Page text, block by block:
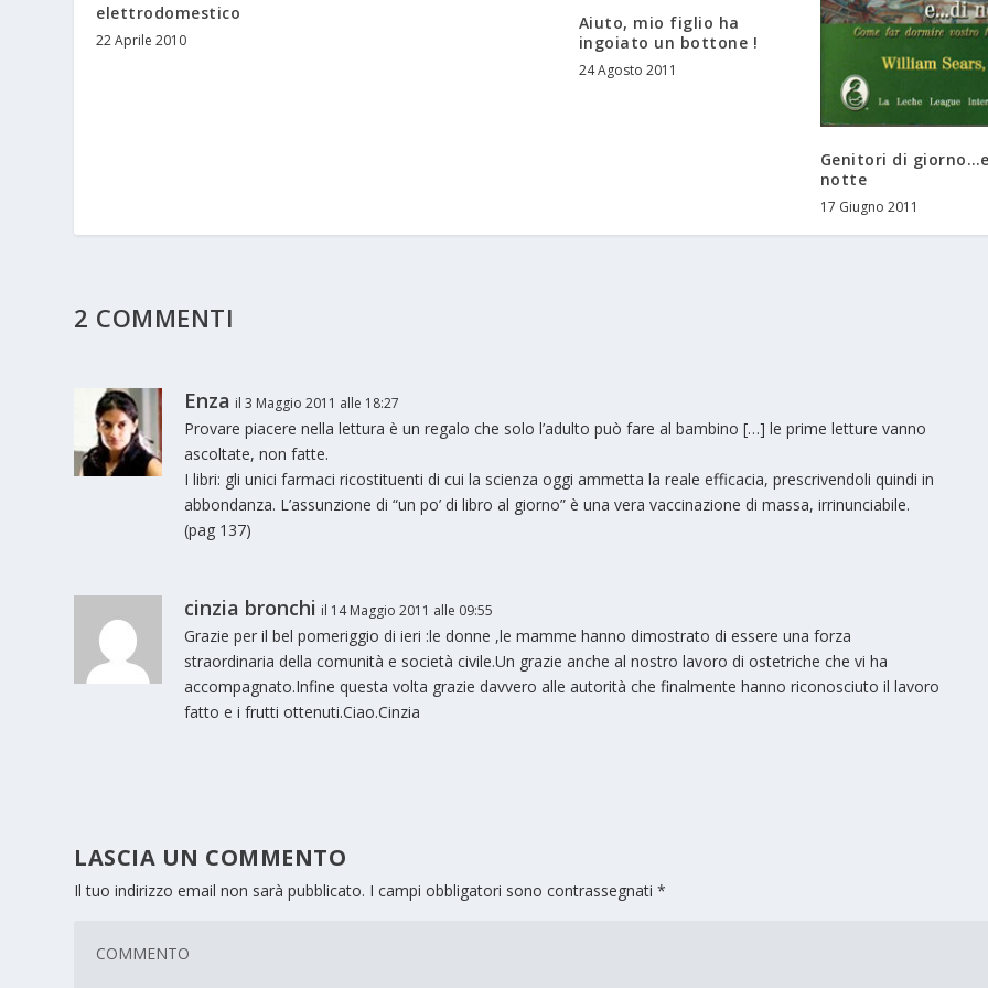
elettrodomestico
22 Aprile 2010
Aiuto, mio figlio ha
ingoiato un bottone !
24 Agosto 2011
Genitori di
notte
17 Giugno 2011
2 COMMENTI
Enza il 3 Maggio 2011 alle 18:27
Provare piacere nella lettura è un regalo che solo l’adulto può fare al bambino […] le prime letture vanno
ascoltate, non fatte.
I libri: gli unici farmaci ricostituenti di cui la scienza oggi ammetta la reale efficacia, prescrivendoli quindi in
abbondanza. L’assunzione di “un po’ di libro al giorno” è una vera vaccinazione di massa, irrinunciabile.
(pag 137)
cinzia bronchi il 14 Maggio 2011 alle 09:55
Grazie per il bel pomeriggio di ieri :le donne ,le mamme hanno dimostrato di essere una forza
straordinaria della comunità e società civile.Un grazie anche al nostro lavoro di ostetriche che vi ha
accompagnato.Infine questa volta grazie davvero alle autorità che finalmente hanno riconosciuto il lavoro
fatto e i frutti ottenuti.Ciao.Cinzia
LASCIA UN COMMENTO
Il tuo indirizzo email non sarà pubblicato. I campi obbligatori sono contrassegnati*